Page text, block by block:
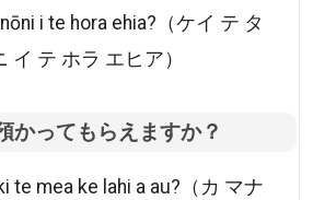
i te hora ehia?（ケイ テ タ
イ テ ホラ エヒア）
かってもらえますか？
te mea ke lahi a au?（カ マナ